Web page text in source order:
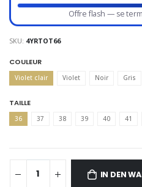
Offre flash — se
SKU: 4YRTOT66
COULEUR
Violet clair Violet Noir Gris
TAILLE
36 37 38 39 40 41
IN DEN